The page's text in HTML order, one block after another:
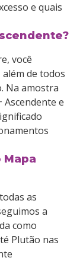
e quais
você
além de todos
Na amostra
Ascendente e
as
a
como
Plutão nas